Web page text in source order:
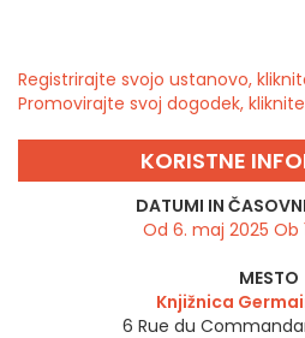
Registrirajte svojo ustanovo,
Promovirajte svoj dogodek,
KORISTNE
DATUMI IN
Od 6. maj 2025 Ob
MESTO
Knjižnica
6 Rue du